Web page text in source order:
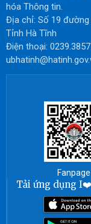
hóa Thông tin.
Địa chỉ: Số 19 đường
Tỉnh Hà Tĩnh
Điện thoại:
Fanpage
Tải ứng dụng